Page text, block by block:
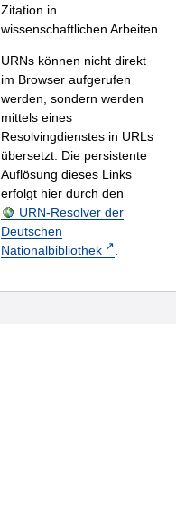
Zitation in
wissenschaftlichen Arbeiten.
URNs können nicht direkt
im Browser aufgerufen
werden, sondern werden
mittels eines
Resolvingdienstes in URLs
übersetzt. Die persistente
Auflösung dieses Links
erfolgt hier durch den
URN-Resolver der
Deutschen
Nationalbibliothek
.